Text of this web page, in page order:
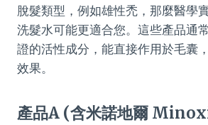
脫髮類型，例如雄性禿，那麼醫學
洗髮水可能更適合您。這些產品通
證的活性成分，能直接作用於毛囊
效果。
產品A (含米諾地爾